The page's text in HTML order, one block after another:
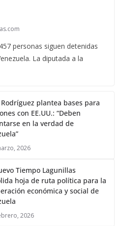
personas siguen detenidas
La diputada a la
Rodríguez plantea bases para
con EE.UU.: “Deben
en la verdad de
2026
Tiempo Lagunillas
hoja de ruta política para la
económica y social de
2026